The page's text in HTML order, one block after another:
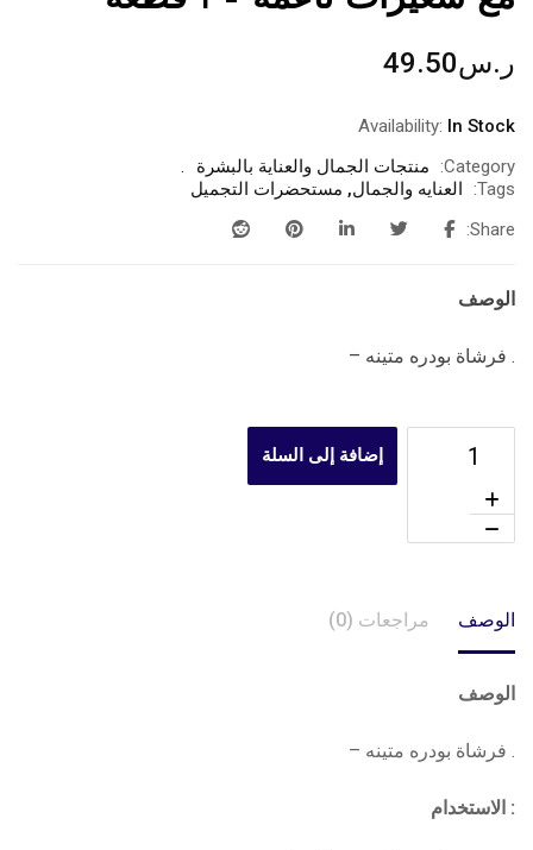
ر.س49.50
Availability: In Stock
Category:
منتجات الجمال والعناية بالبشرة
Tags:
العنايه والجمال, مستحضرات التجميل
Share:
الوصف
. فرشاة بودره متينه –
إضافة إلى السلة
الوصف مراجعات (0)
الوصف
. فرشاة بودره متينه –
: الاستخدام